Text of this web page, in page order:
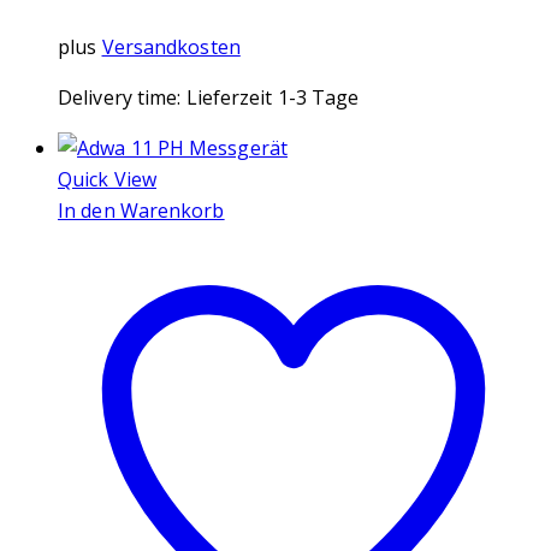
plus Versandkosten
Delivery time: Lieferzeit 1-3 Tage
Quick View
In den Warenkorb